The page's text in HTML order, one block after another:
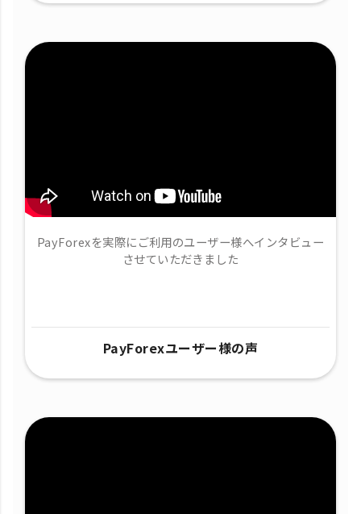
PayForexを実際にご利用のユーザー様へインタビュー
させていただきました
PayForexユーザー様の声​